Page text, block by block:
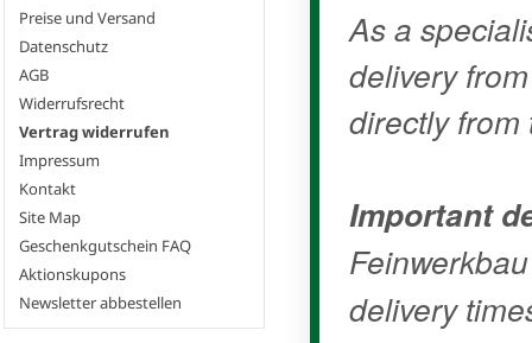
Preise und Versand
Datenschutz
AGB
Widerrufsrecht
Vertrag widerrufen
Impressum
Kontakt
Site Map
Geschenkgutschein FAQ
Aktionskupons
Newsletter abbestellen
As a
delivery
directly
Important
delivery